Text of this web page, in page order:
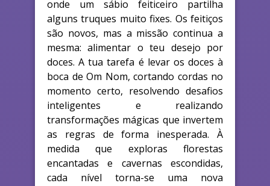
onde um sábio feiticeiro partilha
alguns truques muito fixes. Os feitiços
são novos, mas a missão continua a
mesma: alimentar o teu desejo por
doces. A tua tarefa é levar os doces à
boca de Om Nom, cortando cordas no
momento certo, resolvendo desafios
inteligentes e realizando
transformações mágicas que invertem
as regras de forma inesperada. À
medida que exploras florestas
encantadas e cavernas escondidas,
cada nível torna-se uma nova